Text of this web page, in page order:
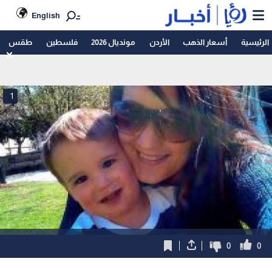
English
الرئيسية أسعار الذهب الأردن مونديال 2026 فلسطين طقس
1
0
0